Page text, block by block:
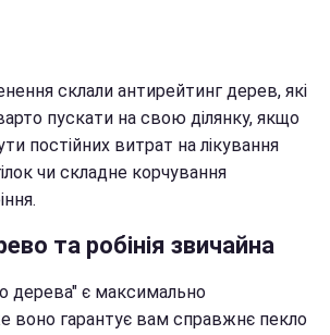
склали антирейтинг дерев, які
пускати на свою ділянку, якщо
постійних витрат на лікування
чи складне корчування
та робінія звичайна
дерева" є максимально
воно гарантує вам справжнє пекло